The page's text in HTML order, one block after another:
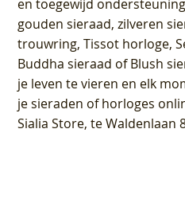
en toegewijd
gouden sieraad, zilveren
trouwring, Tissot horloge,
Buddha sieraad of Blush
je leven te vieren en elk
je sieraden of horloges
Sialia Store, te Waldenlaan